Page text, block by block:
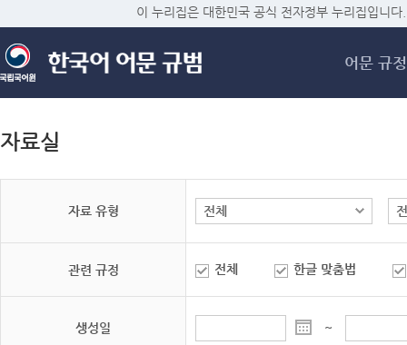
메
이 누리집은 대한민국 공식 전자정부 누리집입니다.
어문 규정
자료실
자료 유형
관련 규정 전체 한글 맞춤법
생성일 ~